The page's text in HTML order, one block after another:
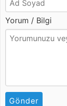
Yorum / Bilgi
Gönder